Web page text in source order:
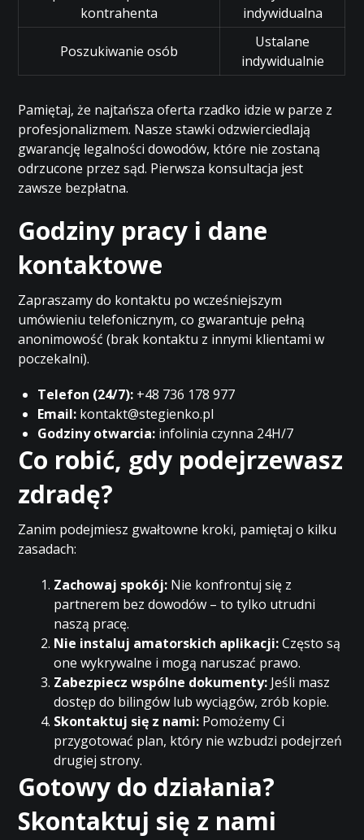
kontrahenta
indywidualna
Poszukiwanie osób
Ustalane
indywidualnie
Pamiętaj, że najtańsza oferta rzadko idzie w parze z
profesjonalizmem. Nasze stawki odzwierciedlają
gwarancję legalności dowodów, które nie zostaną
odrzucone przez sąd. Pierwsza konsultacja jest
zawsze bezpłatna.
Godziny pracy i dane
kontaktowe
Zapraszamy do kontaktu po wcześniejszym
umówieniu telefonicznym, co gwarantuje pełną
anonimowość (brak kontaktu z innymi klientami w
poczekalni).
Telefon (24/7): +48 736 178 977
Email: kontakt@stegienko.pl
Godziny otwarcia: infolinia czynna 24H/7
Co robić, gdy podejrzewasz
zdradę?
Zanim podejmiesz gwałtowne kroki, pamiętaj o kilku
zasadach:
Zachowaj spokój: Nie konfrontuj się z
partnerem bez dowodów – to tylko utrudni
naszą pracę.
Nie instaluj amatorskich aplikacji:Często są
one wykrywalne i mogą naruszać prawo.
Zabezpiecz wspólne dokumenty: Jeśli masz
dostęp do bilingów lub wyciągów, zrób kopie.
Skontaktuj się z nami: Pomożemy Ci
przygotować plan, który nie wzbudzi podejrzeń
drugiej strony.
Gotowy do działania?
Skontaktuj się z nami